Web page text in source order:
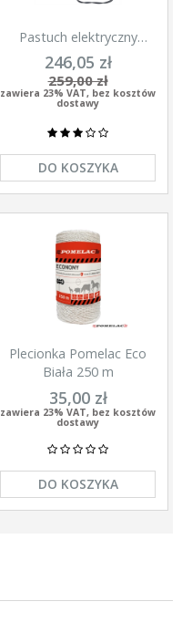
Pastuch elektryczny
elektryzator uniwersalny z
zasilaczem 9/12/230V
Unitra - U1000
246,05 zł
259,00 zł
zawiera 23% VAT, bez kosztów
dostawy
DO KOSZYKA
Plecionka Pomelac Eco
Biała 250 m
35,00 zł
zawiera 23% VAT, bez kosztów
dostawy
DO KOSZYKA